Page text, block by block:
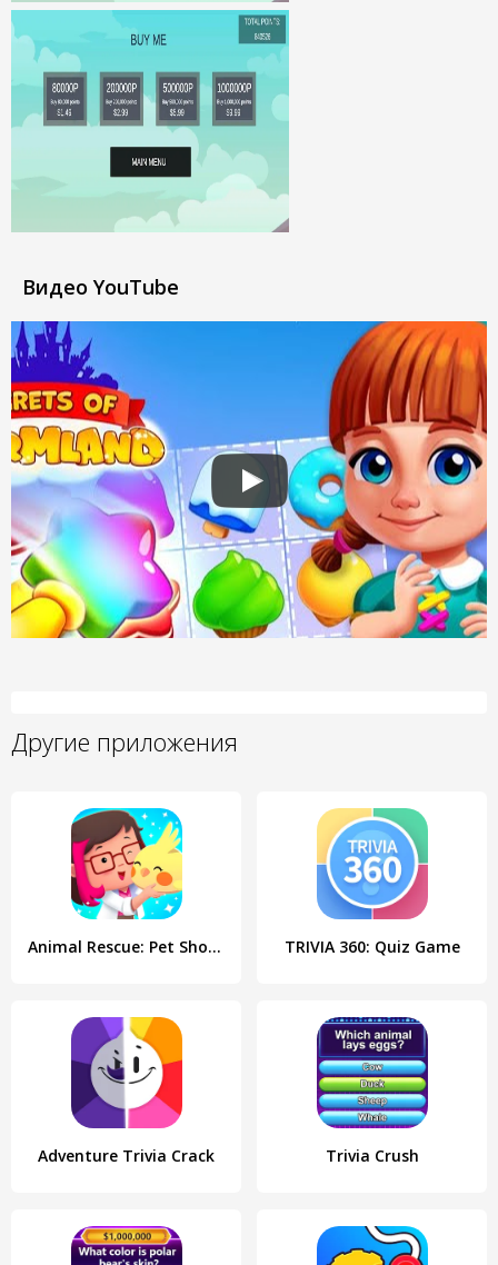
Видео YouTube
Другие приложения
Animal Rescue: Pet Shop Story TRIVIA 360: Quiz Game
Adventure Trivia Crack Trivia Crush